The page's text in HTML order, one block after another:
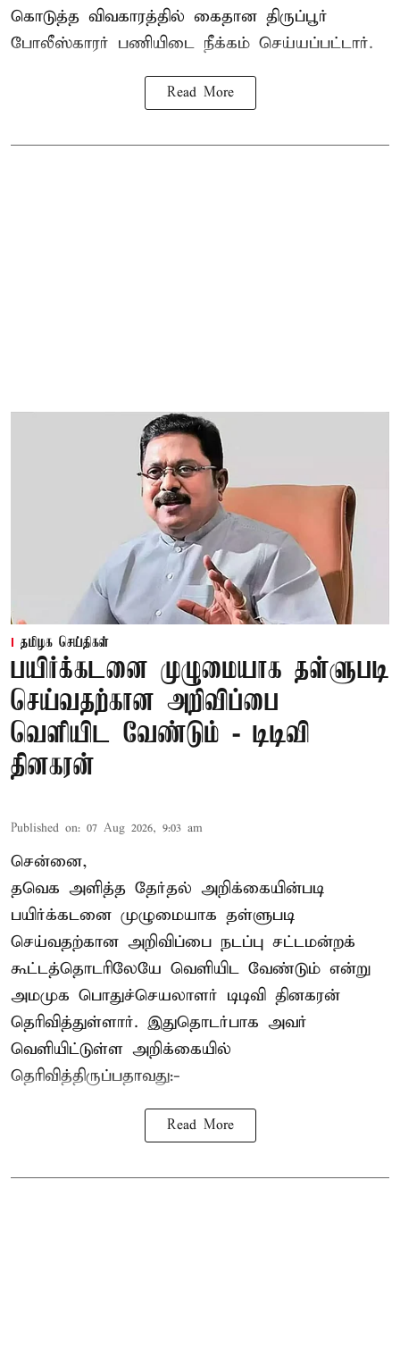
கொடுத்த விவகாரத்தில் கைதான திருப்பூர்
போலீஸ்காரர் பணியிடை நீக்கம் செய்யப்பட்டார்.
Read More
தமிழக செய்திகள்
பயிர்க்கடனை முழுமையாக தள்ளுபடி
செய்வதற்கான அறிவிப்பை
வெளியிட வேண்டும் - டிடிவி
தினகரன்
Published on: 07 Aug 2026, 9:03 am
சென்னை,
தவெக அளித்த தேர்தல் அறிக்கையின்படி
பயிர்க்கடனை முழுமையாக தள்ளுபடி
செய்வதற்கான அறிவிப்பை நடப்பு சட்டமன்றக்
கூட்டத்தொடரிலேயே வெளியிட வேண்டும் என்று
அமமுக பொதுச்செயலாளர் டிடிவி தினகரன்
தெரிவித்துள்ளார். இதுதொடர்பாக அவர்
வெளியிட்டுள்ள அறிக்கையில்
தெரிவித்திருப்பதாவது:-
Read More